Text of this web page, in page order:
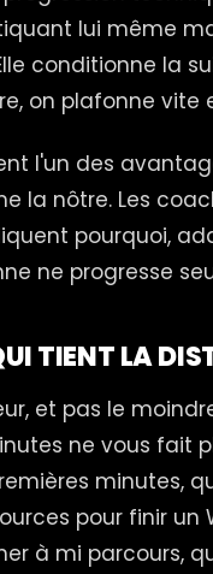
lui même
conditionne la
on plafonne vite
l'un des
la nôtre. Les
pourquoi,
ne progresse
TIENT LA
et pas le
ne vous fait
minutes,
pour finir un
à mi parcours,